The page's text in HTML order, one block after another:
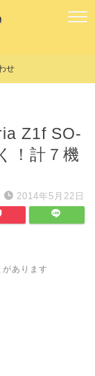
せ
Z1f SO-
！計７機
2014年5月22日
あります